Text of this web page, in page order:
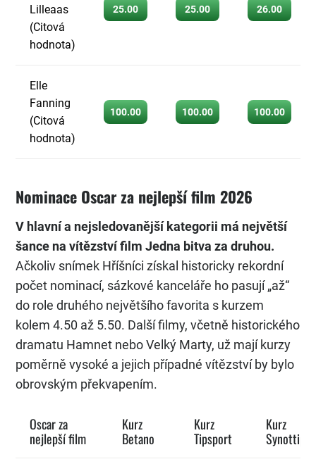
Lilleaas
(Citová
hodnota)
25.00 25.00 26.00
Elle
Fanning
(Citová
hodnota)
100.00 100.00 100.00
Nominace Oscar za nejlepší film 2026
V hlavní a nejsledovanější kategorii má největší
šance na vítězství film Jedna bitva za druhou.
Ačkoliv snímek Hříšníci získal historicky rekordní
počet nominací, sázkové kanceláře ho pasují „až“
do role druhého největšího favorita s kurzem
kolem 4.50 až 5.50. Další filmy, včetně historického
dramatu Hamnet nebo Velký Marty, už mají kurzy
poměrně vysoké a jejich případné vítězství by bylo
obrovským překvapením.
Oscar za
nejlepší film
Kurz
Betano
Kurz
Tipsport
Kurz
Synottip